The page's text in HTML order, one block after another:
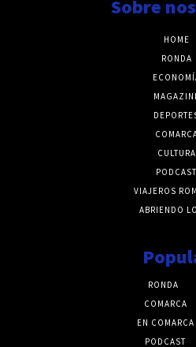
Sobre
HOME
RONDA
CULTURA
PODCAST
VIAJEROS
ABRIENDO
RONDA
COMARCA
EN COMARCA
PODCAST